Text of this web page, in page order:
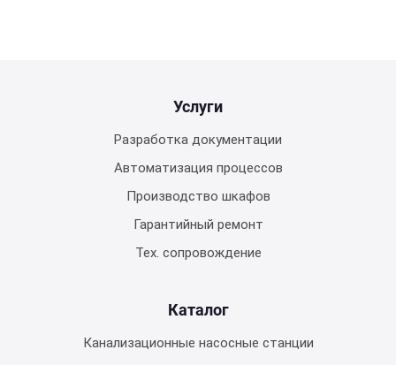
Услуги
Разработка документации
Автоматизация процессов
Производство шкафов
Гарантийный ремонт
Тех. сопровождение
Каталог
Канализационные насосные станции